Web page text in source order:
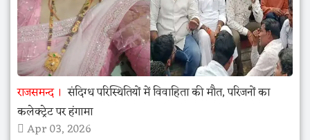
राजसमन्द
संदिग्ध परिस्थितियों में विवाहिता की मौत, परिजनों का
कलेक्ट्रेट पर हंगामा
Apr 03, 2026